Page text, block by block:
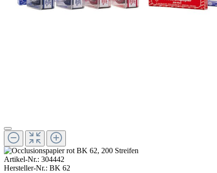
Artikel-Nr.: 304442
Hersteller-Nr.: BK 62